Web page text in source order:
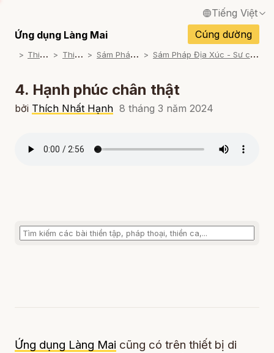
Tiếng Việt
English / Tiếng Anh
Français / Tiếng Pháp
Español / Tiếng Tây Ban Nha
Deutsch / Tiếng Đức
Português / Tiếng Bồ Đào Nha
Ứng dụng Làng Mai
Cúng dường
T
hiền Tập T
hiền Lạy S
ám Pháp Địa Xúc S
ám Pháp Địa Xúc - Sư cô Hội Nghiêm Đọc
4. Hạnh phúc chân thật
bởi Thích Nhất Hạnh 8 tháng 3 năm 2024
Ứng dụng Làng Mai cũng có trên thiết bị di